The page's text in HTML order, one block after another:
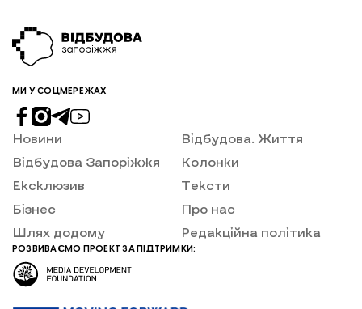
МИ У СОЦМЕРЕЖАХ
Новини
Відбудова Запоріжжя
Ексклюзив
Бізнес
Шлях додому
Відбудова. Життя
Колонки
Тексти
Про нас
Редакційна політика
РОЗВИВАЄМО ПРОЕКТ ЗА ПІДТРИМКИ: